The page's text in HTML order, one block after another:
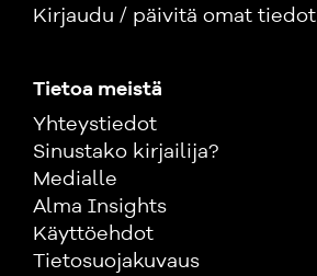
Kirjaudu / päivitä omat tiedot
Tietoa meistä
Yhteystiedot
Sinustako kirjailija?
Medialle
Alma Insights
Käyttöehdot
Tietosuojakuvaus